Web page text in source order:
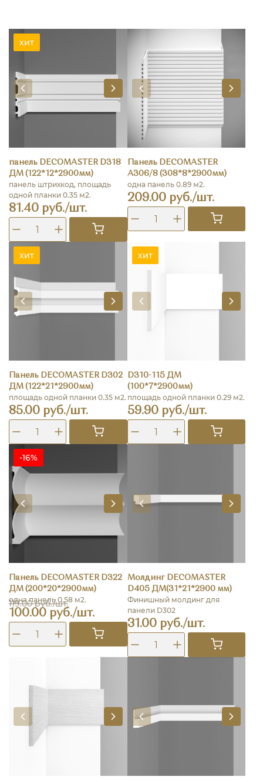
хит
панель DECOMASTER D318
ДМ (122*12*2900мм)
панель штрихкод, площадь
одной планки 0.35 м2.
81.40 руб./шт.
Панель DECOMASTER
A306/8 (308*8*2900мм)
одна панель 0.89 м2.
209.00 руб./шт.
хит
Панель DECOMASTER D302
ДМ (122*21*2900мм)
площадь одной планки 0.35 м2.
85.00 руб./шт.
хит
D310-115 ДМ
(100*7*2900мм)
площадь одной планки 0.29 м2.
59.90 руб./шт.
-16%
Панель DECOMASTER D322
ДМ (200*20*2900мм)
одна панель 0.58 м2.
119.00 руб./шт.
100.00 руб./шт.
Молдинг DECOMASTER
D405 ДМ(31*21*2900 мм)
Финишный молдинг для
панели D302
31.00 руб./шт.